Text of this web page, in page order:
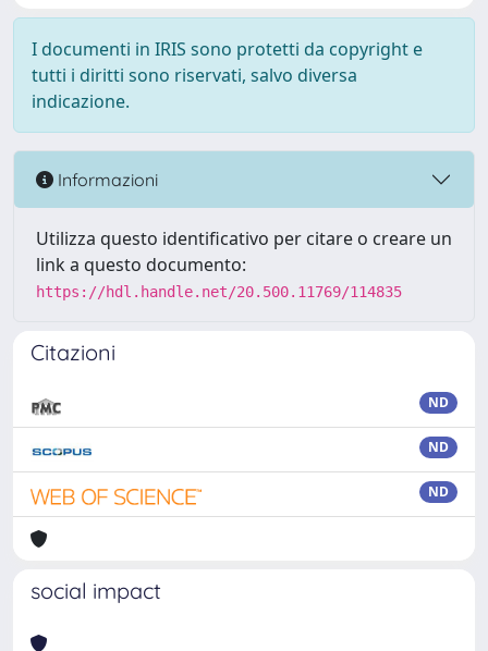
I documenti in IRIS sono protetti da copyright e
tutti i diritti sono riservati, salvo diversa
indicazione.
Informazioni
Utilizza questo identificativo per citare o creare un
link a questo documento:
https://hdl.handle.net/20.500.11769/114835
Citazioni
ND
ND
ND
social impact